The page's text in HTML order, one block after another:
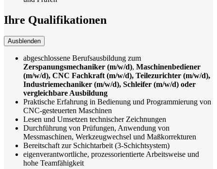
Ihre Qualifikationen
Ausblenden
abgeschlossene Berufsausbildung zum
Zerspanungsmechaniker (m/w/d), Maschinenbediener
(m/w/d), CNC Fachkraft (m/w/d), Teilezurichter (m/w/d),
Industriemechaniker (m/w/d), Schleifer (m/w/d) oder
vergleichbare Ausbildung
Praktische Erfahrung in Bedienung und Programmierung von
CNC-gesteuerten Maschinen
Lesen und Umsetzen technischer Zeichnungen
Durchführung von Prüfungen, Anwendung von
Messmaschinen, Werkzeugwechsel und Maßkorrekturen
Bereitschaft zur Schichtarbeit (3-Schichtsystem)
eigenverantwortliche, prozessorientierte Arbeitsweise und
hohe Teamfähigkeit